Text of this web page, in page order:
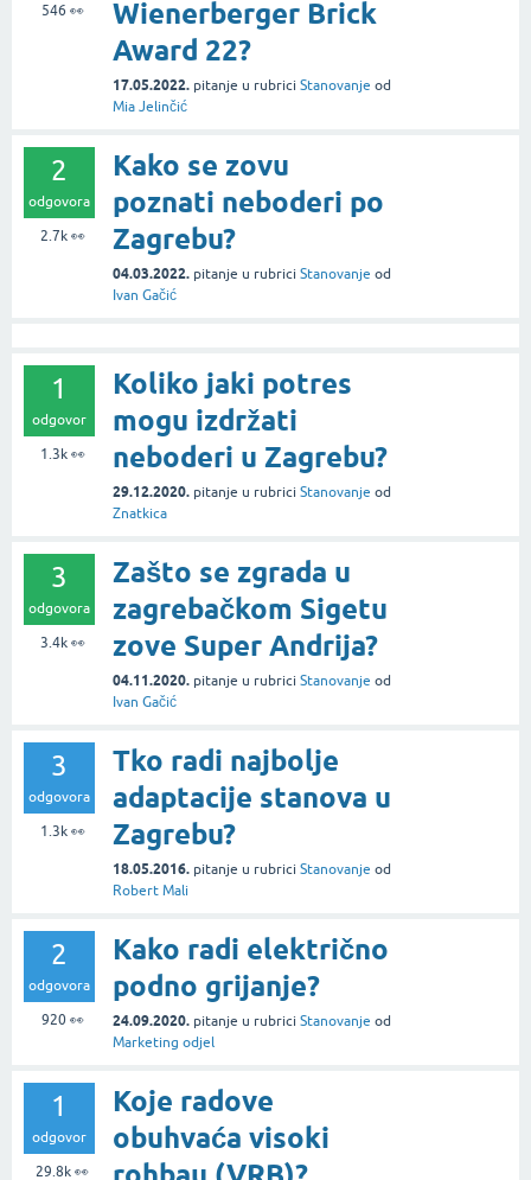
546 👀
Wienerberger Brick
Award 22?
17.05.2022. pitanje u rubrici Stanovanje od
Mia Jelinčić
2
odgovora
2.7k👀
Kako se zovu
poznati neboderi po
Zagrebu?
04.03.2022. pitanje u rubrici Stanovanje od
Ivan Gačić
1
odgovor
1.3k👀
Koliko jaki potres
mogu izdržati
neboderi u Zagrebu?
29.12.2020. pitanje u rubrici Stanovanje od
Znatkica
3
odgovora
3.4k👀
Zašto se zgrada u
zagrebačkom Sigetu
zove Super Andrija?
04.11.2020. pitanje u rubrici Stanovanje od
Ivan Gačić
3
odgovora
1.3k👀
Tko radi najbolje
adaptacije stanova u
Zagrebu?
18.05.2016. pitanje u rubrici Stanovanje od
Robert Mali
2
odgovora
920👀
Kako radi električno
podno grijanje?
24.09.2020. pitanje u rubrici Stanovanje od
Marketing odjel
1
odgovor
29.8k 👀
Koje radove
obuhvaća visoki